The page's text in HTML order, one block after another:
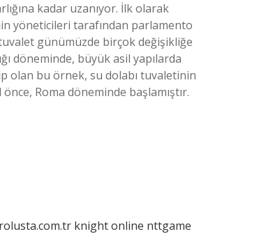
kadar uzanıyor. İlk olarak
yöneticileri tarafından parlamento
günümüzde birçok değişikliğe
döneminde, büyük asil yapılarda
olan bu örnek, su dolabı tuvaletinin
Roma döneminde başlamıştır.
knight online nttgame